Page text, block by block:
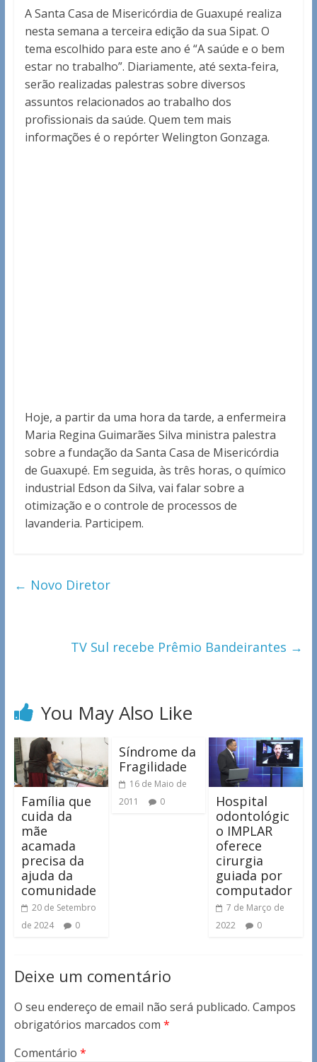
A Santa Casa de Misericórdia de Guaxupé realiza
nesta semana a terceira edição da sua Sipat. O
tema escolhido para este ano é “A saúde e o bem
estar no trabalho”. Diariamente, até sexta-feira,
serão realizadas palestras sobre diversos
assuntos relacionados ao trabalho dos
profissionais da saúde. Quem tem mais
informações é o repórter Welington Gonzaga.
Hoje, a partir da uma hora da tarde, a enfermeira
Maria Regina Guimarães Silva ministra palestra
sobre a fundação da Santa Casa de Misericórdia
de Guaxupé. Em seguida, às três horas, o químico
industrial Edson da Silva, vai falar sobre a
otimização e o controle de processos de
lavanderia. Participem.
← Novo Diretor
TV Sul recebe Prêmio Bandeirantes →
You May Also Like
Família que
cuida da
mãe
acamada
precisa da
ajuda da
comunidade
20 de Setembro
de 2024
0
Síndrome da
Fragilidade
16 de Maio de
2011
0
Hospital
odontológic
o IMPLAR
oferece
cirurgia
guiada por
computador
7 de Março de
2022
0
Deixe um comentário
O seu endereço de email não será publicado. Campos
obrigatórios marcados com *
Comentário *